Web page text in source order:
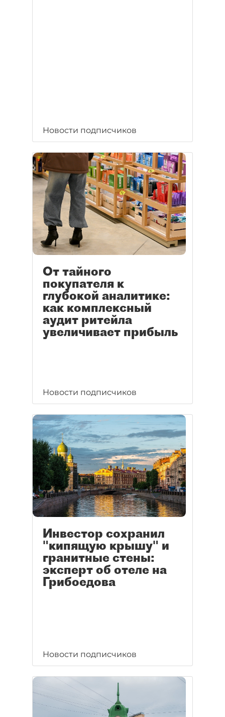
Новости подписчиков
От тайного
покупателя к
глубокой аналитике:
как комплексный
аудит ритейла
увеличивает прибыль
Новости подписчиков
Инвестор сохранил
"кипящую крышу" и
гранитные стены:
эксперт об отеле на
Грибоедова
Новости подписчиков